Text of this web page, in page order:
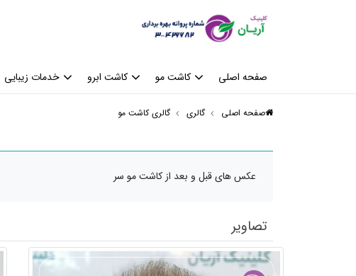
صفحه اصلی کاشت مو کاشت ابرو خدمات زیبایی
صفحه اصلی گالری گالری کاشت مو
عکس های قبل و بعد از کاشت مو سر
تصاویر